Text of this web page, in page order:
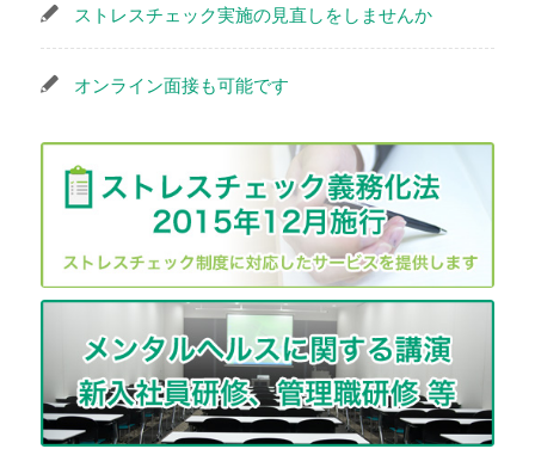
ストレスチェック実施の見直しをしませんか
オンライン面接も可能です